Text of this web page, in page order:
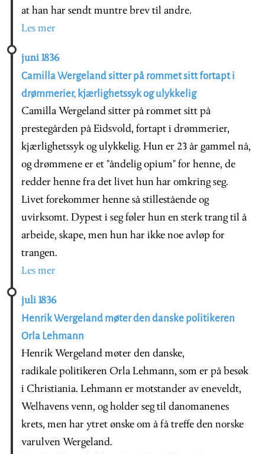
at han har sendt muntre brev til andre.
Les mer
juni 1836
Camilla Wergeland sitter på rommet sitt fortapt i
drømmerier, kjærlighetssyk og ulykkelig
Camilla Wergeland sitter på rommet sitt på
prestegården på Eidsvold, fortapt i drømmerier,
kjærlighetssyk og ulykkelig. Hun er 23 år gammel nå,
og drømmene er et "åndelig opium" for henne, de
redder henne fra det livet hun har omkring seg.
Livet forekommer henne så stillestående og
uvirksomt. Dypest i seg føler hun en sterk trang til å
arbeide, skape, men hun har ikke noe avløp for
trangen.
Les mer
juli 1836
Henrik Wergeland møter den danske politikeren
Orla Lehmann
Henrik Wergeland møter den danske,
radikale politikeren Orla Lehmann, som er på besøk
i Christiania. Lehmann er motstander av eneveldt,
Welhavens venn, og holder seg til danomanenes
krets, men har ytret ønske om å få treffe den norske
varulven Wergeland.